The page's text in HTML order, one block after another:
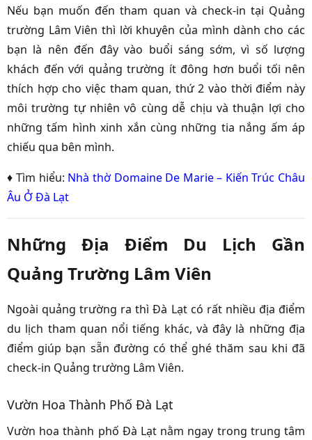
Nếu bạn muốn đến tham quan và check-in tại Quảng
trường Lâm Viên thì lời khuyên của mình dành cho các
bạn là nên đến đây vào buổi sáng sớm, vì số lượng
khách đến với quảng trường ít đông hơn buổi tối nên
thích hợp cho việc tham quan, thứ 2 vào thời điểm này
môi trường tự nhiên vô cùng dễ chịu và thuận lợi cho
những tấm hình xinh xắn cùng những tia nắng ấm áp
chiếu qua bên mình.
♦ Tìm hiểu: Nhà thờ Domaine De Marie – Kiến Trúc Châu
Âu Ở Đà Lạt
Những Địa Điểm Du Lịch Gần
Quảng Trường Lâm Viên
Ngoài quảng trường ra thì Đà Lạt có rất nhiều địa điểm
du lịch tham quan nổi tiếng khác, và đây là những địa
điểm giúp bạn sẵn đường có thể ghé thăm sau khi đã
check-in Quảng trường Lâm Viên.
Vườn Hoa Thành Phố Đà Lạt
Vườn hoa thành phố Đà Lạt nằm ngay trong trung tâm